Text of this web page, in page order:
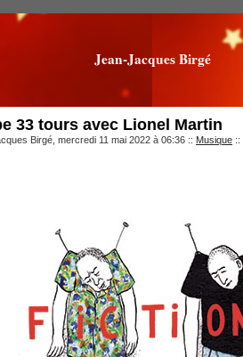
Jean-Jacques Birgé
33 tours avec Lionel Martin
Birgé, mercredi 11 mai 2022 à 06:36 :: Musique ::